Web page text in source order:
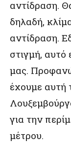
αντίδραση.
δηλαδή,
αντίδραση.
στιγμή, αυτό
μας.
έχουμε αυτή
για την
μέτρου.